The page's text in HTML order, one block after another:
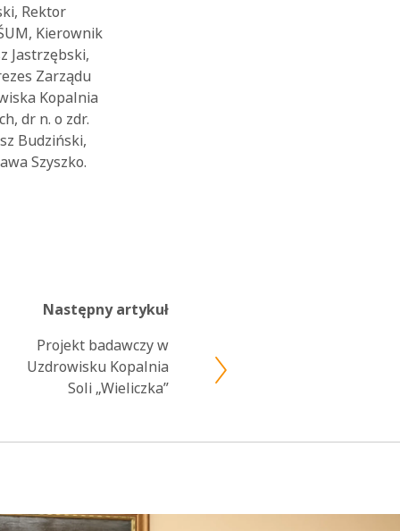
Rektor
Kierownik
Jastrzębski,
Zarządu
Kopalnia
dr n. o zdr.
Budziński,
Szyszko.
Następny artykuł
Projekt badawczy w
Uzdrowisku Kopalnia
Soli „Wieliczka”